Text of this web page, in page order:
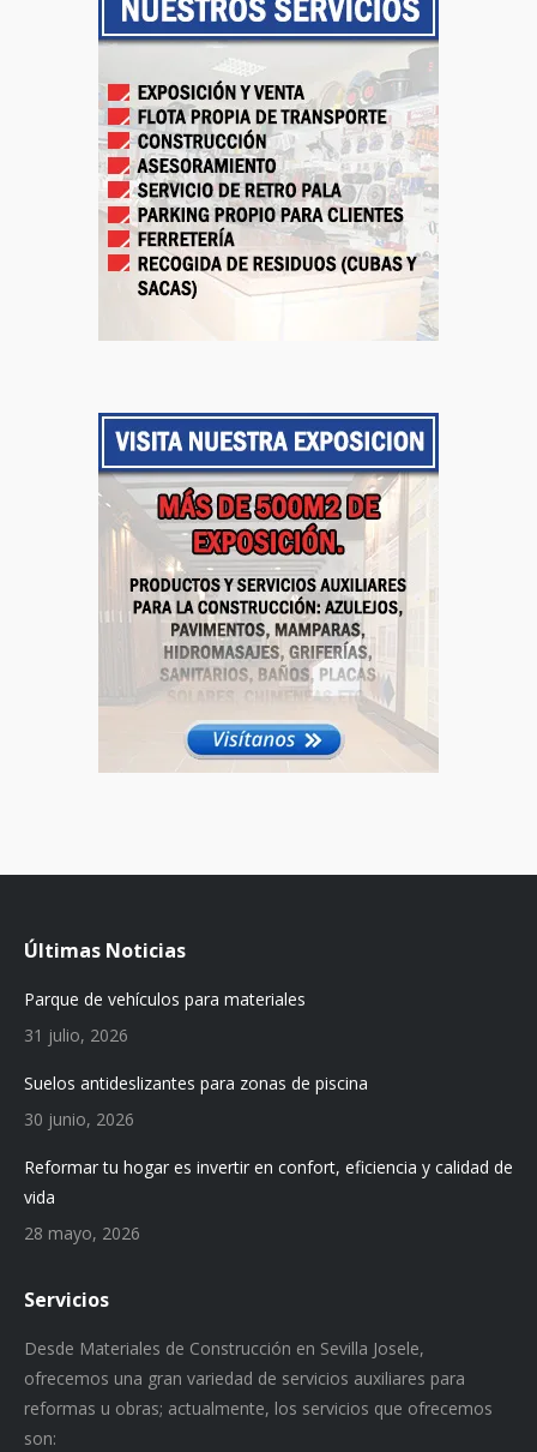
Últimas Noticias
Parque de vehículos para materiales
31 julio, 2026
Suelos antideslizantes para zonas de piscina
30 junio, 2026
Reformar tu hogar es invertir en confort, eficiencia y calidad de
vida
28 mayo, 2026
Servicios
Desde Materiales de Construcción en Sevilla Josele,
ofrecemos una gran variedad de servicios auxiliares para
reformas u obras; actualmente, los servicios que ofrecemos
son: